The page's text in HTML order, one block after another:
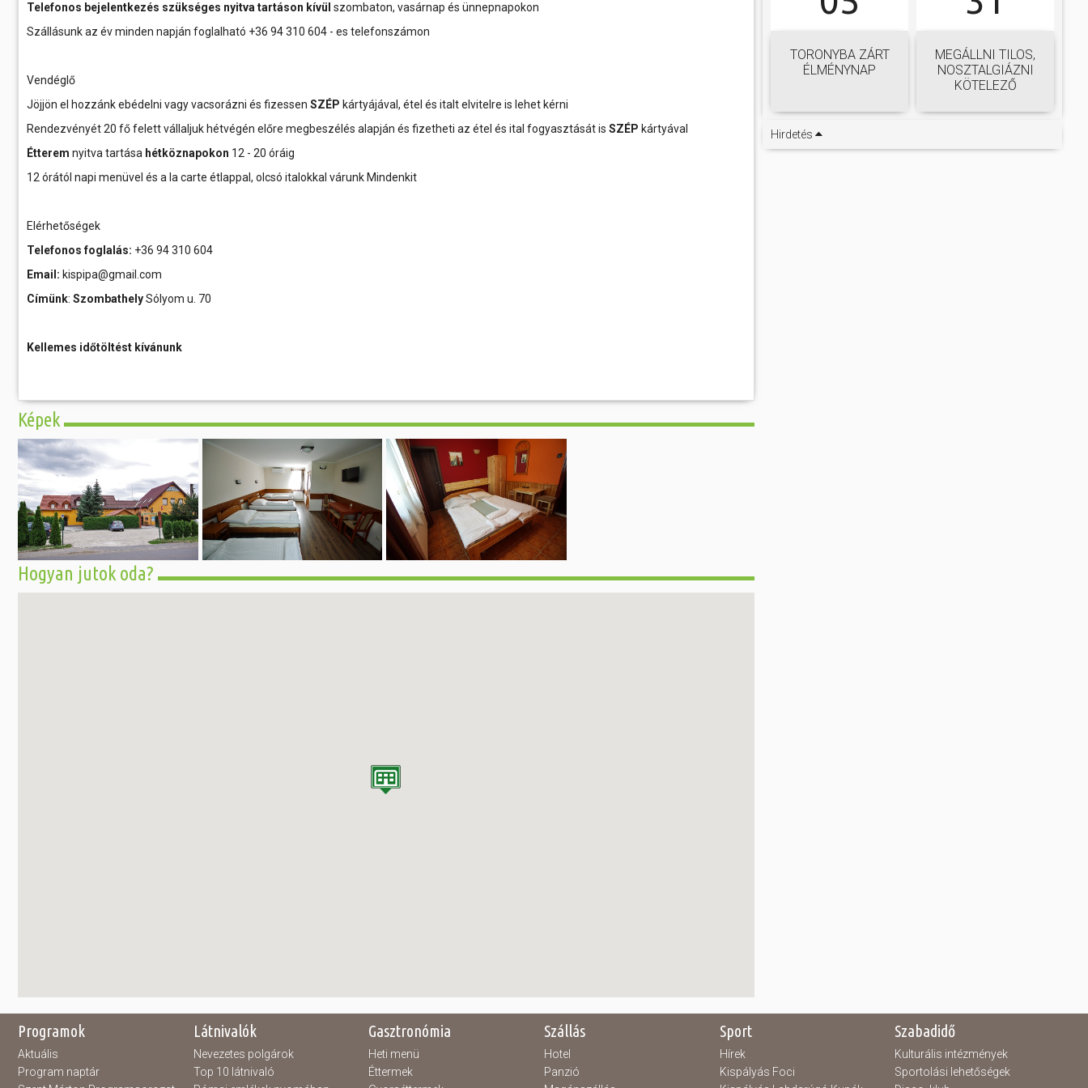
TORONYBA ZÁRT
ÉLMÉNYNAP
MEGÁLLNI TILOS,
NOSZTALGIÁZNI
KÖTELEZŐ
Hirdetés
Telefonos bejelentkezés szükséges nyitva tartáson kívül szombaton, vasárnap és ünnepnapokon
Szállásunk az év minden napján foglalható +36 94 310 604 - es telefonszámon
Vendéglő
Jöjjön el hozzánk ebédelni vagy vacsorázni és fizessen SZÉP kártyájával, étel és italt elvitelre is lehet kérni
Rendezvényét 20 fő felett vállaljuk hétvégén előre megbeszélés alapján és fizetheti az étel és ital fogyasztását is SZÉP kártyával
Étterem nyitva tartása hétköznapokon 12 - 20 óráig
12 órától napi menüvel és a la carte étlappal, olcsó italokkal várunk Mindenkit
Elérhetőségek
Telefonos foglalás: +36 94 310 604
Email: kispipa@gmail.com
Címünk: SzombathelySólyom u. 70
Kellemes időtöltést kívánunk
Képek
Hogyan jutok oda?
Programok
Aktuális
Program naptár
Látnivalók
Nevezetes polgárok
Top 10 látnivaló
Gasztronómia
Heti menü
Éttermek
Szállás
Hotel
Panzió
Sport
Hírek
Kispályás Foci
Szabadidő
Kulturális intézmények
Sportolási lehetőségek